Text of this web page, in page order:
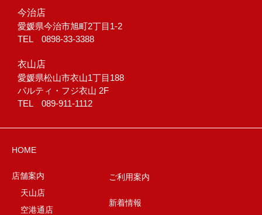
今治店
愛媛県今治市旭町2丁目1-2
TEL 0898-33-3388
衣山店
愛媛県松山市衣山1丁目188
パルティ・フジ衣山 2F
TEL 089-911-1112
HOME
店舗案内
天山店
空港通店
ご利用案内
新着情報